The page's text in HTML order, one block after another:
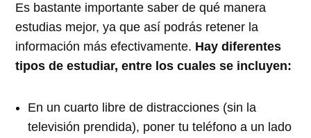
Es bastante importante saber de qué manera
estudias mejor, ya que así podrás retener la
información más efectivamente. Hay diferentes
tipos de estudiar, entre los cuales se incluyen:
En un cuarto libre de distracciones (sin la
televisión prendida), poner tu teléfono a un lado